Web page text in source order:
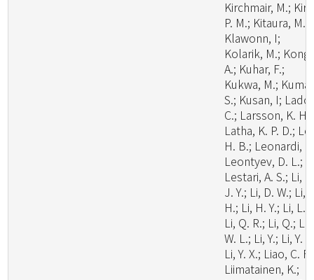
Kirchmair, M.;
P. M.; Kitaura, M.
Klawonn, I;
Kolarik, M.; Kong,
A.; Kuhar, F.;
Kukwa, M.;
S.; Kusan, I; Lado,
C.; Larsson, K. H.;
Latha, K. P. D.;
H. B.; Leonardi,
Leontyev, D. L.;
Lestari, A. S.; Li,
J. Y.; Li, D. W.; Li,
H.; Li, H. Y.; Li, L.;
Li, Q. R.; Li, Q.; Li,
W. L.; Li, Y.; Li, Y.
Li, Y. X.; Liao, C. F.;
Liimatainen, K.;